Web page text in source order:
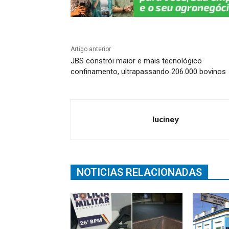
Artigo anterior
JBS constrói maior e mais tecnológico
confinamento, ultrapassando 206.000 bovinos
luciney
NOTICIAS RELACIONADAS